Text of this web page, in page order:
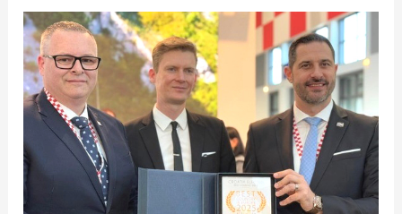
CHORWACJA
Z
TYTUŁEM
NAJLEPSZEGO
EUROPEJSKIEGO
KRAJU
ODWIEDZENIA